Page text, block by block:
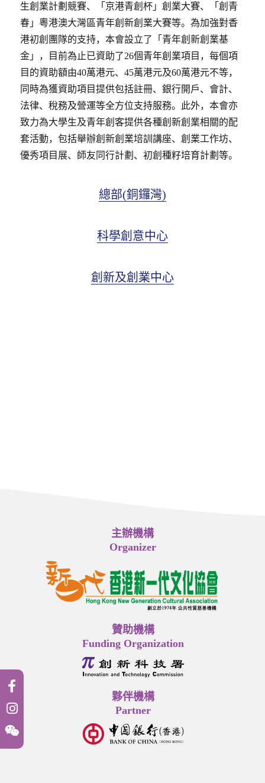
生創業計劃競賽、「京港青創杯」創業大賽、「創青
春」粵港澳大灣區青年創新創業大賽等。為加強對香
港初創團隊的支持，本會設立了「青年創新創業基
金」，目前為止已資助了26個青年創業項目，每個項
目的資助額由40萬港元、45萬港元及60萬港元不等，
同時為獲資助項目提供包括註冊、銀行開戶、會計、
法律、稅務及營運等全方位支持服務。此外，本會亦
致力為大學生及青年創客提供各種創新創業相關的配
套活動，包括舉辦創新創業培訓講座、創業工作坊、
優秀項目展、師友同行計劃、初創種籽培育計劃等。
總部(銅鑼灣)
科學創意中心
創新及創業中心
主辦機構
Organizer
贊助機構
Funding Organization
夥伴機構
Partner